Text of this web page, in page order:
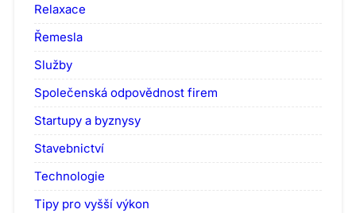
Relaxace
Řemesla
Služby
Společenská odpovědnost firem
Startupy a byznysy
Stavebnictví
Technologie
Tipy pro vyšší výkon